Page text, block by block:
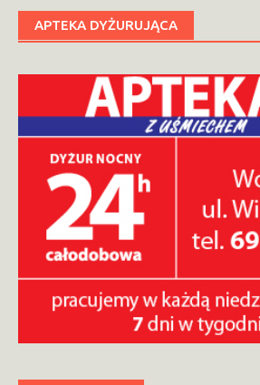
APTEKA DYŻURUJĄCA